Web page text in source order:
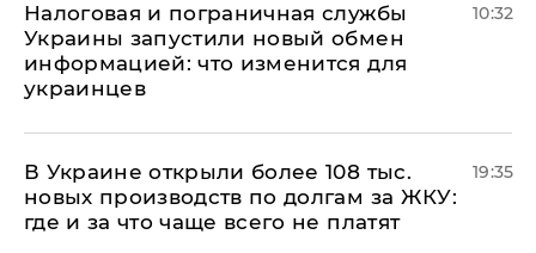
Налоговая и пограничная службы
Украины запустили новый обмен
информацией: что изменится для
украинцев
10:32
В Украине открыли более 108 тыс.
новых производств по долгам за ЖКУ:
где и за что чаще всего не платят
19:35